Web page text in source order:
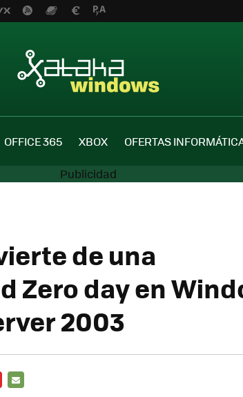
OFFICE 365 XBOX OFERTAS
de una
Zero day en
2003